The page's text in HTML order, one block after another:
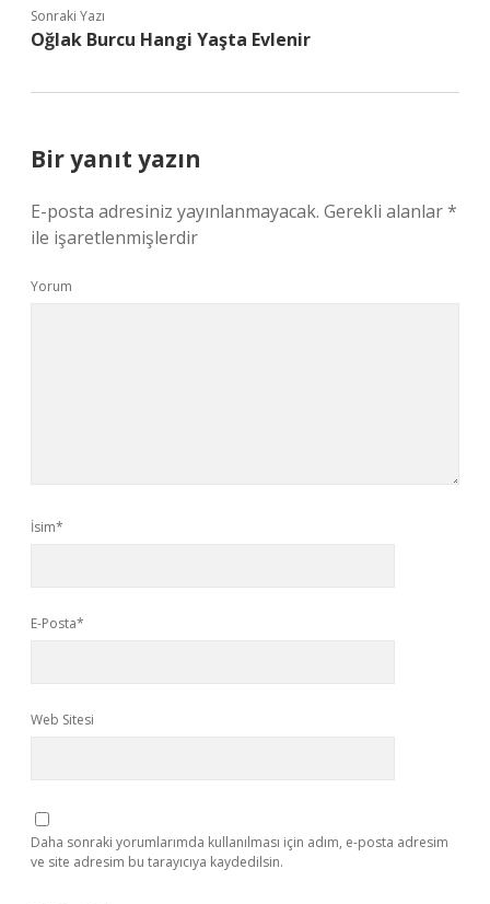
Sonraki Yazı
Oğlak Burcu Hangi Yaşta Evlenir
Bir yanıt yazın
E-posta adresiniz yayınlanmayacak. Gerekli alanlar*
ile işaretlenmişlerdir
Yorum
İsim*
E-Posta*
Web Sitesi
Daha sonraki yorumlarımda kullanılması için adım, e-posta adresim
ve site adresim bu tarayıcıya kaydedilsin.